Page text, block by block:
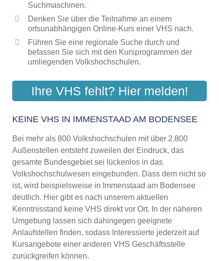
Suchmaschinen.
Denken Sie über die Teilnahme an einem
ortsunabhängigen Online-Kurs einer VHS nach.
Führen Sie eine regionale Suche durch und
befassen Sie sich mit den Kursprogrammen der
umliegenden Volkshochschulen.
Ihre VHS fehlt? Hier melden!
KEINE VHS IN IMMENSTAAD AM BODENSEE
Bei mehr als 800 Volkshochschulen mit über 2.800
Außenstellen entsteht zuweilen der Eindruck, das
gesamte Bundesgebiet sei lückenlos in das
Volkshochschulwesen eingebunden. Dass dem nicht so
ist, wird beispielsweise in Immenstaad am Bodensee
deutlich. Hier gibt es nach unserem aktuellen
Kenntnisstand keine VHS direkt vor Ort. In der näheren
Umgebung lassen sich dahingegen geeignete
Anlaufstellen finden, sodass Interessierte jederzeit auf
Kursangebote einer anderen VHS Geschäftsstelle
zurückgreifen können.